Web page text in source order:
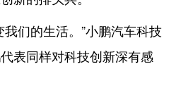
们的生活。”小鹏汽车科技
表同样对科技创新深有感